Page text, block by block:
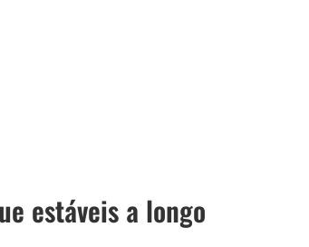
estáveis a longo